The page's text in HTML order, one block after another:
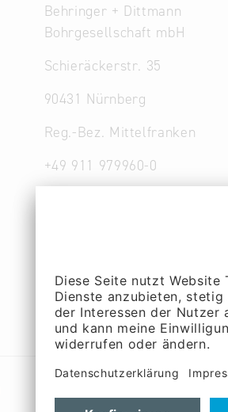
Behringer + Dittmann
Bohrgesellschaft mbH
Schieräckerstr. 35
90431 Nürnberg
Reg.-Bez. Mittelfranken
+49 911 979960-0
http://www.behringer-
Deutsch